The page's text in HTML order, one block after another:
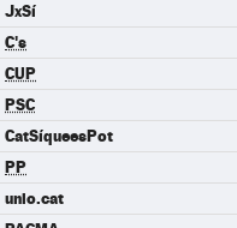
JxSí
C's
CUP
PSC
CatSíqueesPot
PP
unio.cat